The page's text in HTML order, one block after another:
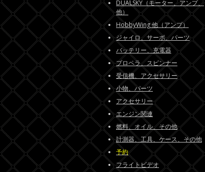
DUALSKY（モーター、アンプ、
他）
HobbyWing 他（アンプ）
ジャイロ、サーボ、パーツ
バッテリー、充電器
プロペラ、スピンナー
受信機、アクセサリー
小物、パーツ
アクセサリー
エンジン関連
燃料、オイル、その他
計測器、工具、ケース、その他
予約
フライトビデオ